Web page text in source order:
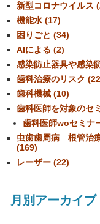
新型コロナウイルス
機能水 (17)
困りごと (34)
AIによる (2)
感染防止器具や感
歯科治療のリスク
歯科機械 (10)
歯科医師を対象のセ
歯科医師woセミナ
虫歯歯周病 根管治
(169)
レーザー (22)
月別アーカイブ